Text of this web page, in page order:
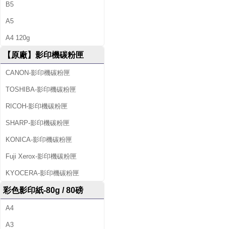
B5
A5
A4 120g
【原廠】影印機碳粉匣
CANON-影印機碳粉匣
TOSHIBA-影印機碳粉匣
RICOH-影印機碳粉匣
SHARP-影印機碳粉匣
KONICA-影印機碳粉匣
Fuji Xerox-影印機碳粉匣
KYOCERA-影印機碳粉匣
彩色影印紙-80g / 80磅
A4
A3